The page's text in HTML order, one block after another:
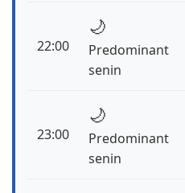
22:00
🌙
Predominant
senin
23:00
🌙
Predominant
senin